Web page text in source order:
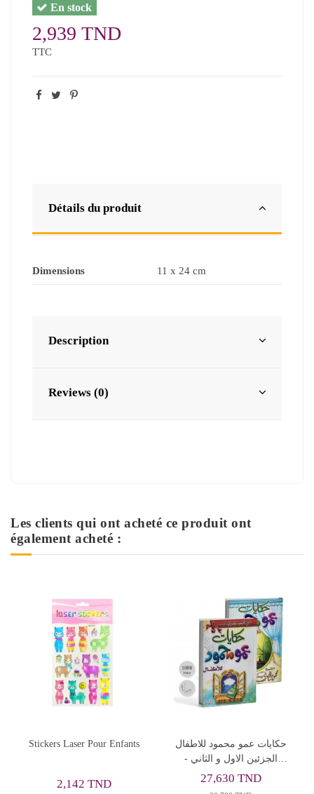
En stock
2,939 TND
TTC
Détails du produit
Dimensions 11 x 24 cm
Description
Reviews (0)
Les clients qui ont acheté ce produit ont
également acheté :
حكايات عمو محمود
27,630 TND
امهات المؤمنين زوجات
الرسول للكبار و الصغار -
محمود المصري
15,350 TND